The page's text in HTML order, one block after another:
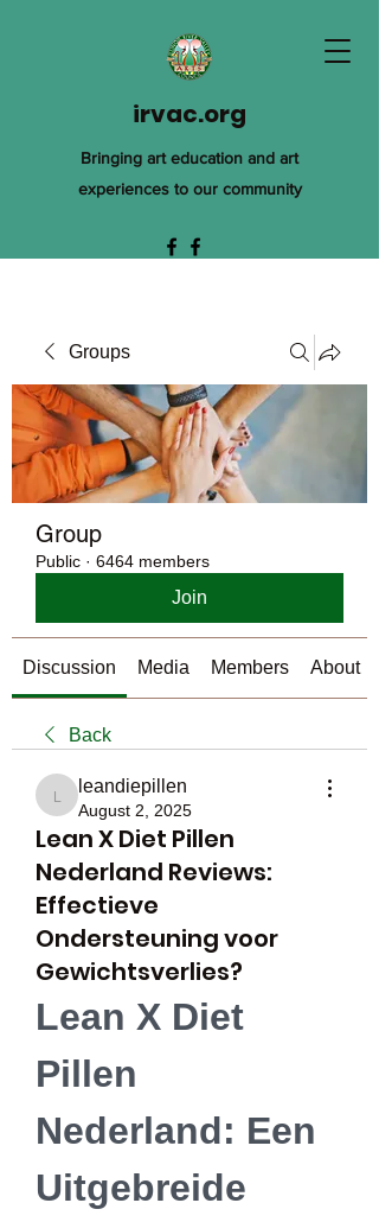
irvac.org
Bringing art education and art
experiences to our community
Groups
Group
Public · 6464 members
Join
Discussion Media Members About
Back
leandiepillen
leandiepillen
August 2, 2025
Lean X Diet Pillen
Nederland Reviews:
Effectieve
Ondersteuning voor
Gewichtsverlies?
Lean X Diet
Pillen
Nederland: Een
Uitgebreide